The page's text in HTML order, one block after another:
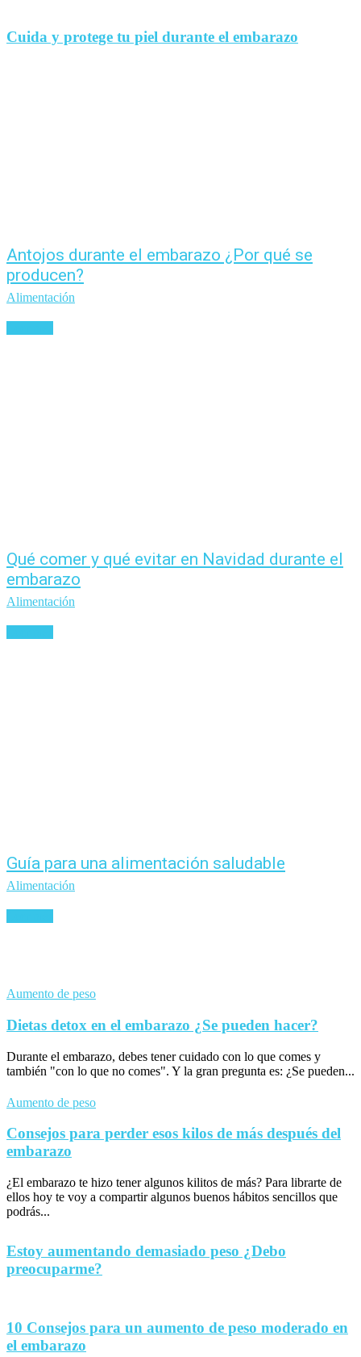
Cuida y protege tu piel durante el embarazo
Antojos durante el embarazo ¿Por qué se
producen?
Alimentación
Qué comer y qué evitar en Navidad durante el
embarazo
Alimentación
Guía para una alimentación saludable
Alimentación
Aumento de peso
Dietas detox en el embarazo ¿Se pueden hacer?
Durante el embarazo, debes tener cuidado con lo que comes y
también "con lo que no comes". Y la gran pregunta es: ¿Se pueden...
Aumento de peso
Consejos para perder esos kilos de más después del
embarazo
¿El embarazo te hizo tener algunos kilitos de más? Para librarte de
ellos hoy te voy a compartir algunos buenos hábitos sencillos que
podrás...
Estoy aumentando demasiado peso ¿Debo
preocuparme?
10 Consejos para un aumento de peso moderado en
el embarazo